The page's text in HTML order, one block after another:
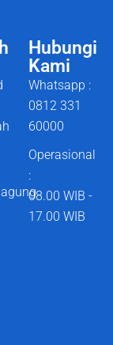
Hubungi
Kami
Whatsapp :
0812 331
60000
Operasional
:
08.00 WIB -
17.00 WIB